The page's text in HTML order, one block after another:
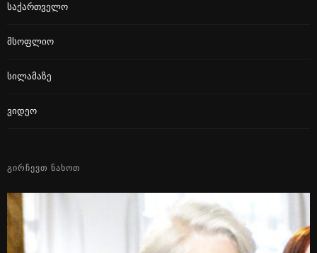
Საქართველო
Მსოფლიო
Სილამაზე
Ვიდეო
ᲒᲘᲠᲩᲔᲕᲗ ᲜᲐᲮᲝᲗ